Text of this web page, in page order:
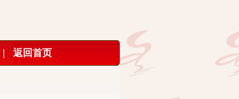
返回首页